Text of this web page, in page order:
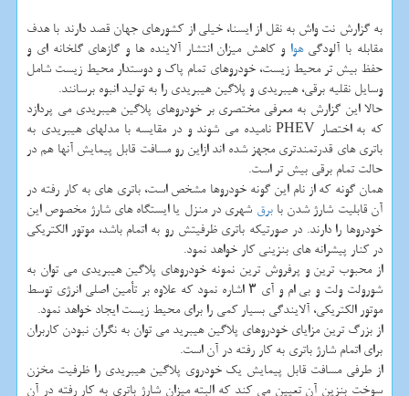
به گزارش نت واش به نقل از ایسنا، خیلی از كشورهای جهان قصد دارند با هدف
مقابله با آلودگیهوا و كاهش میزان انتشار آلاینده ها و گازهای گلخانه ای و
حفظ بیش تر محیط زیست، خودروهای تمام پاك و دوستدار محیط زیست شامل
وسایل نقلیه برقی، هیبریدی و پلاگین هیبریدی را به تولید انبوه برسانند.
حالا این گزارش به معرفی مختصری بر خودروهای پلاگین هیبریدی می پردازد
كه به اختصار PHEV نامیده می شوند و در مقایسه با مدلهای هیبریدی به
باتری های قدرتمندتری مجهز شده اند ازاین رو مسافت قابل پیمایش آنها هم در
حالت تمام برقی بیش تر است.
همان گونه كه از نام این گونه خودروها مشخص است، باتری های به كار رفته در
آن قابلیت شارژ شدن بابرق شهری در منزل یا ایستگاه های شارژ مخصوص این
خودروها را دارند. در صورتیكه باتری ظرفیتش رو به اتمام باشد، موتور الكتریكی
در كنار پیشرانه های بنزینی كار خواهد نمود.
از محبوب ترین و پرفروش ترین نمونه خودروهای پلاگین هیبریدی می توان به
شورولت ولت و بی ام و آی ۳ اشاره نمود كه علاوه بر تأمین اصلی انرژی توسط
موتور الكتریكی، آلایندگی بسیار كمی را برای محیط زیست ایجاد خواهد نمود.
از بزرگ ترین مزایای خودروهای پلاگین هیبرید می توان به نگران نبودن كاربران
برای اتمام شارژ باتری به كار رفته در آن است.
از طرفی مسافت قابل پیمایش یك خودروی پلاگین هیبریدی را ظرفیت مخزن
سوخت بنزین آن تعیین می كند كه البته میزان شارژ باتری به كار رفته در آن